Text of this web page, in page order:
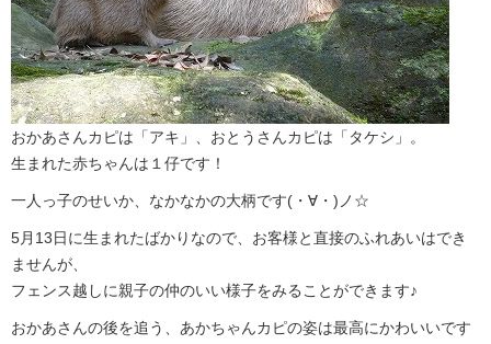
おかあさんカピは「アキ」、おとうさんカピは「タケシ」。
生まれた赤ちゃんは１仔です！
一人っ子のせいか、なかなかの大柄です(・∀・)ノ☆
5月13日に生まれたばかりなので、お客様と直接のふれあいはでき
ませんが、
フェンス越しに親子の仲のいい様子をみることができます♪
おかあさんの後を追う、あかちゃんカピの姿は最高にかわいいです